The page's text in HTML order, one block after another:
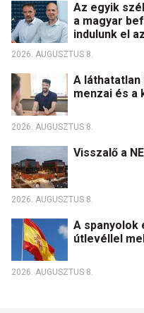
Az egyik
a magyar
indulunk el
2026. AUGUSZTUS 8.
A láthatatlan
menzai és
2026. AUGUSZTUS 8.
Visszalő a
2026. AUGUSZTUS 8.
A spanyolok
útlevéllel
2026. AUGUSZTUS 8.